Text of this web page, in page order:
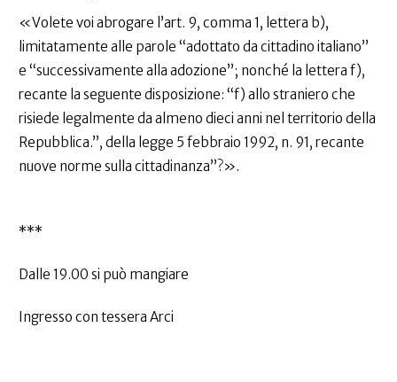
«Volete voi abrogare l’art. 9, comma 1, lettera b),
limitatamente alle parole “adottato da cittadino italiano”
e “successivamente alla adozione”; nonché la lettera f),
recante la seguente disposizione: “f) allo straniero che
risiede legalmente da almeno dieci anni nel territorio della
Repubblica.”, della legge 5 febbraio 1992, n. 91, recante
nuove norme sulla cittadinanza”?».
***
Dalle 19.00 si può mangiare
Ingresso con tessera Arci